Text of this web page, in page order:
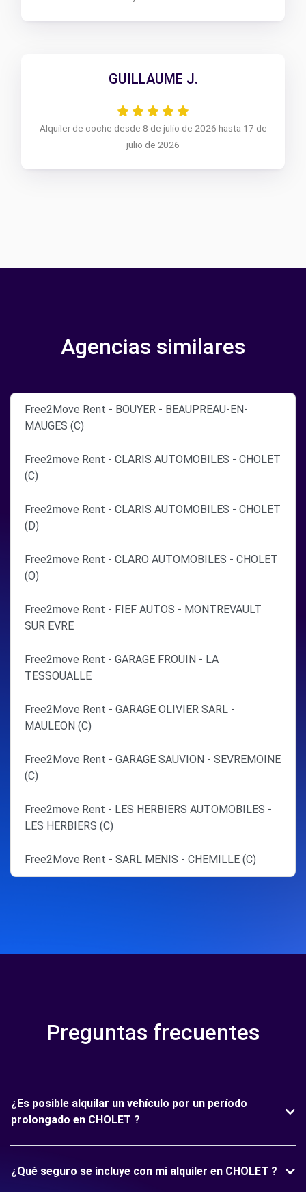
GUILLAUME J.
Alquiler de coche desde 8 de julio de 2026 hasta 17 de
julio de 2026
Agencias similares
Free2Move Rent - BOUYER - BEAUPREAU-EN-
MAUGES (C)
Free2move Rent - CLARIS AUTOMOBILES - CHOLET
(C)
Free2move Rent - CLARIS AUTOMOBILES - CHOLET
(D)
Free2move Rent - CLARO AUTOMOBILES - CHOLET
(O)
Free2move Rent - FIEF AUTOS - MONTREVAULT
SUR EVRE
Free2move Rent - GARAGE FROUIN - LA
TESSOUALLE
Free2Move Rent - GARAGE OLIVIER SARL -
MAULEON (C)
Free2Move Rent - GARAGE SAUVION - SEVREMOINE
(C)
Free2move Rent - LES HERBIERS AUTOMOBILES -
LES HERBIERS (C)
Free2Move Rent - SARL MENIS - CHEMILLE (C)
Preguntas frecuentes
¿Es posible alquilar un vehículo por un período
prolongado en CHOLET ?
¿Qué seguro se incluye con mi alquiler en CHOLET ?